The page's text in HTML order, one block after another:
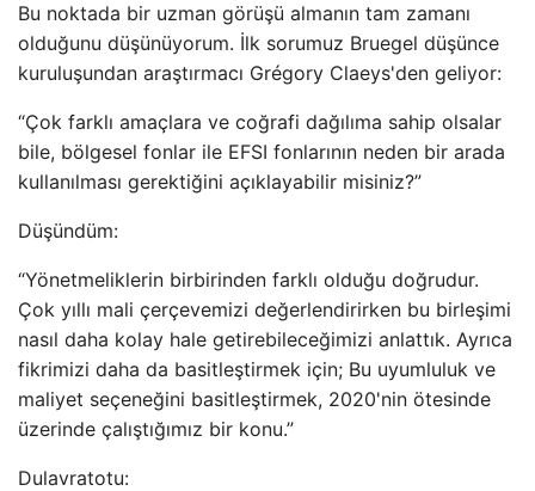
Bu noktada bir uzman görüşü almanın tam zamanı
olduğunu düşünüyorum. İlk sorumuz Bruegel düşünce
kuruluşundan araştırmacı Grégory Claeys'den geliyor:
“Çok farklı amaçlara ve coğrafi dağılıma sahip olsalar
bile, bölgesel fonlar ile EFSI fonlarının neden bir arada
kullanılması gerektiğini açıklayabilir misiniz?”
Düşündüm:
“Yönetmeliklerin birbirinden farklı olduğu doğrudur.
Çok yıllı mali çerçevemizi değerlendirirken bu birleşimi
nasıl daha kolay hale getirebileceğimizi anlattık. Ayrıca
fikrimizi daha da basitleştirmek için; Bu uyumluluk ve
maliyet seçeneğini basitleştirmek, 2020'nin ötesinde
üzerinde çalıştığımız bir konu.”
Dulavratotu: